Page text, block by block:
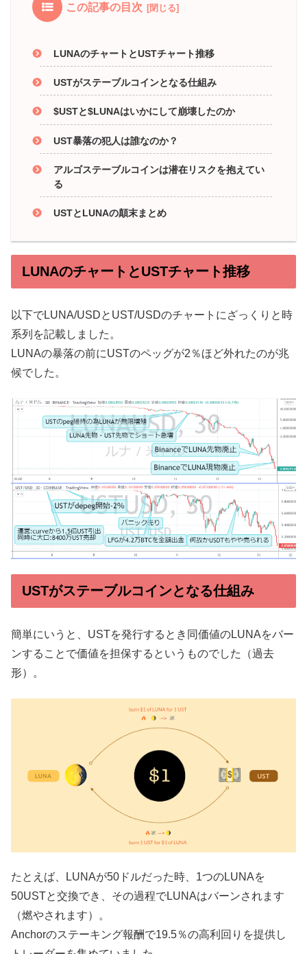
この記事の目次
LUNAのチャートとUSTチャート推移
USTがステーブルコインとなる仕組み
$USTと$LUNAはいかにして崩壊したのか
UST暴落の犯人は誰なのか？
アルゴステーブルコインは潜在リスクを抱えてい
る
USTとLUNAの顛末まとめ
LUNAのチャートとUSTチャート推移
以下でLUNA/USDとUST/USDのチャートにざっくりと時
系列を記載しました。
LUNAの暴落の前にUSTのペッグが2％ほど外れたのが兆
候でした。
USTがステーブルコインとなる仕組み
簡単にいうと、USTを発行するとき同価値のLUNAをバー
ンすることで価値を担保するというものでした（過去
形）。
たとえば、LUNAが50ドルだった時、1つのLUNAを
50USTと交換でき、その過程でLUNAはバーンされます
（燃やされます）。
Anchorのステーキング報酬で19.5％の高利回りを提供し